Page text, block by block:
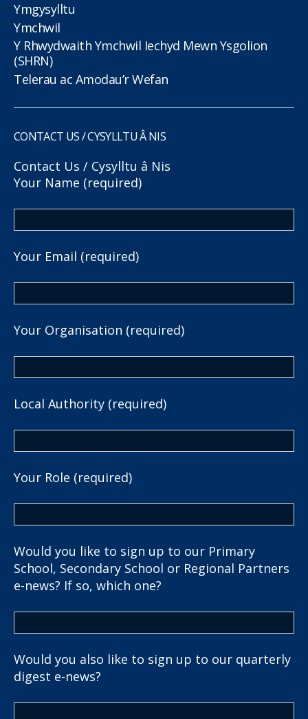
Ymgysylltu
Ymchwil
Y Rhwydwaith Ymchwil Iechyd Mewn Ysgolion
(SHRN)
Telerau ac Amodau’r Wefan
CONTACT US / CYSYLLTU Â NIS
Contact Us / Cysylltu â Nis
Your Name (required)
Your Email (required)
Your Organisation (required)
Local Authority (required)
Your Role (required)
Would you like to sign up to our Primary
School, Secondary School or Regional Partners
e-news? If so, which one?
Would you also like to sign up to our quarterly
digest e-news?